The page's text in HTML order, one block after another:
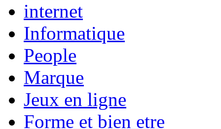
internet
Informatique
People
Marque
Jeux en ligne
Forme et bien etre